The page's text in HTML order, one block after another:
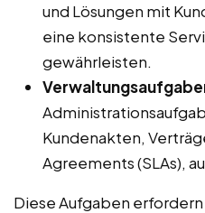
und Lösungen mit
eine konsistente
gewährleisten.
Kundenakten,
Agreements (SLAs),
Diese Aufgaben